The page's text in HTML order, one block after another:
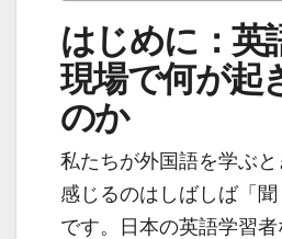
はじめに：英
現場で何が起
のか
私たちが外国語を学ぶ
感じるのはしばしば「
です。日本の英語学習